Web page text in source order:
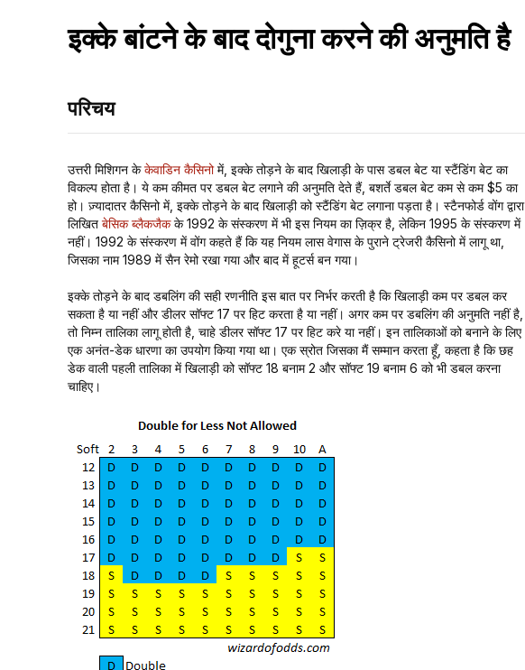
इक्के बांटने के बाद दोगुना करने की अनुमति है
परिचय
उत्तरी मिशिगन केकेवाडिन कैसिनोमें, इक्के तोड़ने के बाद खिलाड़ी के पास डबल बेट या स्टैंडिंग बेट का
विकल्प होता है। ये कम कीमत पर डबल बेट लगाने की अनुमति देते हैं, बशर्ते डबल बेट कम से कम $5 का
हो। ज़्यादातर कैसिनो में, इक्के तोड़ने के बाद खिलाड़ी को स्टैंडिंग बेट लगाना पड़ता है। स्टैनफोर्ड वोंग द्वारा
लिखित बेसिक ब्लैकजैकके 1992 के संस्करण में भी इस नियम का ज़िक्र है, लेकिन 1995 के संस्करण में
नहीं। 1992 के संस्करण में वोंग कहते हैं कि यह नियम लास वेगास के पुराने ट्रेजरी कैसिनो में लागू था,
जिसका नाम 1989 में सैन रेमो रखा गया और बाद में हूटर्स बन गया।
इक्के तोड़ने के बाद डबलिंग की सही रणनीति इस बात पर निर्भर करती है कि खिलाड़ी कम पर डबल कर
सकता है या नहीं और डीलर सॉफ्ट 17 पर हिट करता है या नहीं। अगर कम पर डबलिंग की अनुमति नहीं है,
तो निम्न तालिका लागू होती है, चाहे डीलर सॉफ्ट 17 पर हिट करे या नहीं। इन तालिकाओं को बनाने के लिए
एक अनंत-डेक धारणा का उपयोग किया गया था। एक स्रोत जिसका मैं सम्मान करता हूँ, कहता है कि छह
डेक वाली पहली तालिका में खिलाड़ी को सॉफ्ट 18 बनाम 2 और सॉफ्ट 19 बनाम 6 को भी डबल करना
चाहिए।